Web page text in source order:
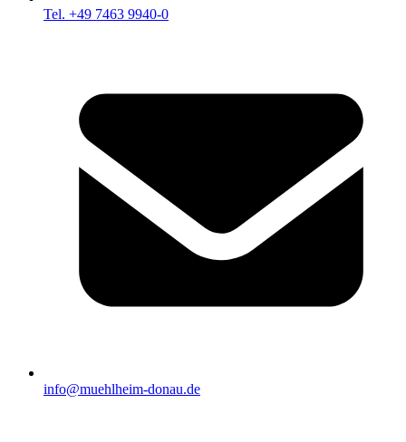
Tel. +49 7463 9940-0
info@muehlheim-donau.de